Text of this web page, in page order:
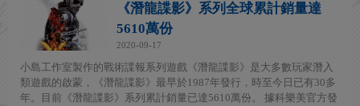
《潛龍諜影》系列全球累計銷量達
5610萬份
2020-09-17
小島工作室製作的戰術諜報系列遊戲《潛龍諜影》是大多數玩家潛入
類遊戲的啟蒙，《潛龍諜影》最早於1987年發行，時至今日已有30多
年。目前《潛龍諜影》系列累計銷量已達5610萬份。 據科樂美官方發